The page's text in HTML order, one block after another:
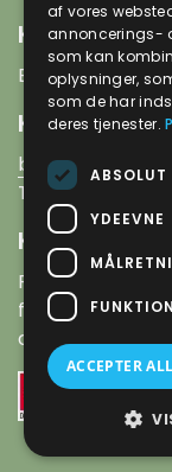
Kursisten
Byens
Kontakt
Tlf. 40503344
Ring eller send
få tilsendt
af vores kurser.
En
af vores
annoncerings-
som kan
oplysninger,
som de har
deres tjenester.
YDEEVNE
ACCEPTER